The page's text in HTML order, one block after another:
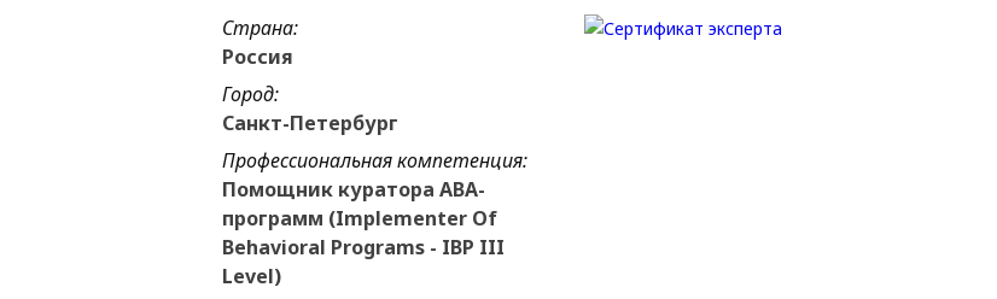
Страна:
Россия
Город:
Санкт-Петербург
Профессиональная компетенция:
Помощник куратора АВА-
программ (Implementer Of
Behavioral Programs - IBP III
Level)